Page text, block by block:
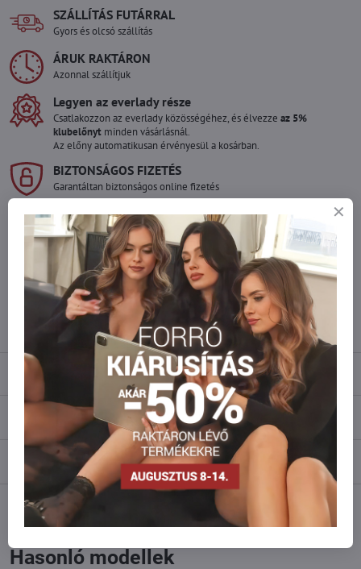
SZÁLLÍTÁS FUTÁRRAL
Gyors és olcsó szállítás
ÁRUK RAKTÁRON
Azonnal szállítjuk
Legyen az everlady része
Csatlakozzon az everlady közösségéhez, és élvezze az 5%
klubelőnyt minden vásárlásnál.
Az előny automatikusan érvényesül a kosárban.
BIZTONSÁGOS FIZETÉS
Garantáltan biztonságos online fizetés
Szeretne több terméket rendelni mint
amennyi raktáron van?
Ne habozzon kapcsolatba lépni velünk, raktárra szállítjuk az árut!
info​@everlady​.eu
Leírás
0
Fórum 0
Facebook Reddit LinkedIn
mail
Hasonló modellek